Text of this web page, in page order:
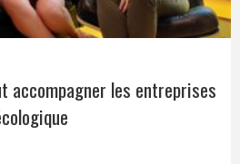
accompagner les entreprises